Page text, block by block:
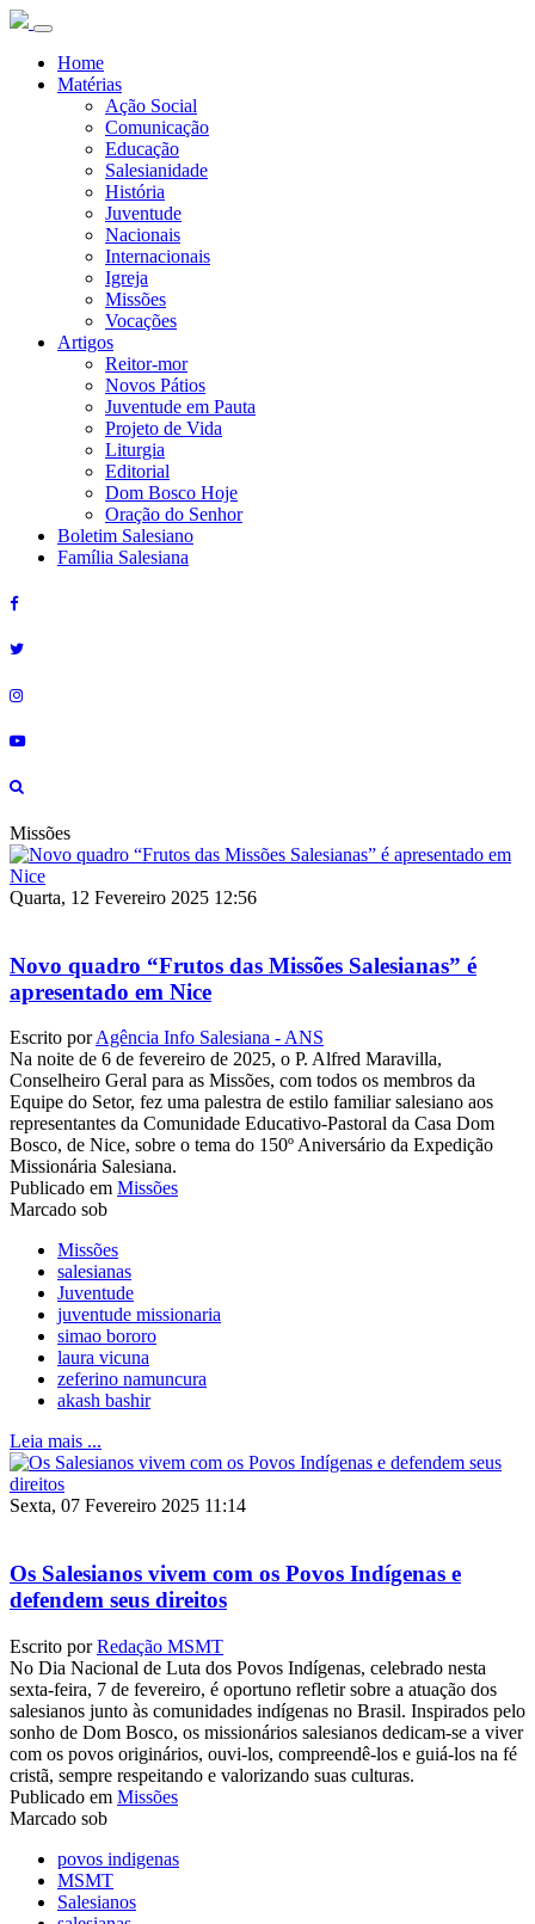
Home
Matérias
Ação Social
Comunicação
Educação
Salesianidade
História
Juventude
Nacionais
Internacionais
Igreja
Missões
Vocações
Artigos
Reitor-mor
Novos Pátios
Juventude em Pauta
Projeto de Vida
Liturgia
Editorial
Dom Bosco Hoje
Oração do Senhor
Boletim Salesiano
Família Salesiana
Missões
Quarta, 12 Fevereiro 2025 12:56
Novo quadro “Frutos das Missões Salesianas” é
apresentado em Nice
Escrito porAgência Info Salesiana - ANS
Na noite de 6 de fevereiro de 2025, o P. Alfred Maravilla,
Conselheiro Geral para as Missões, com todos os membros da
Equipe do Setor, fez uma palestra de estilo familiar salesiano aos
representantes da Comunidade Educativo-Pastoral da Casa Dom
Bosco, de Nice, sobre o tema do 150º Aniversário da Expedição
Missionária Salesiana.
Publicado em Missões
Marcado sob
Missões
salesianas
Juventude
juventude missionaria
simao bororo
laura vicuna
zeferino namuncura
akash bashir
Leia mais ...
Sexta, 07 Fevereiro 2025 11:14
Os Salesianos vivem com os Povos Indígenas e
defendem seus direitos
Escrito porRedação MSMT
No Dia Nacional de Luta dos Povos Indígenas, celebrado nesta
sexta-feira, 7 de fevereiro, é oportuno refletir sobre a atuação dos
salesianos junto às comunidades indígenas no Brasil. Inspirados pelo
sonho de Dom Bosco, os missionários salesianos dedicam-se a viver
com os povos originários, ouvi-los, compreendê-los e guiá-los na fé
cristã, sempre respeitando e valorizando suas culturas.
Publicado em Missões
Marcado sob
povos indigenas
MSMT
Salesianos